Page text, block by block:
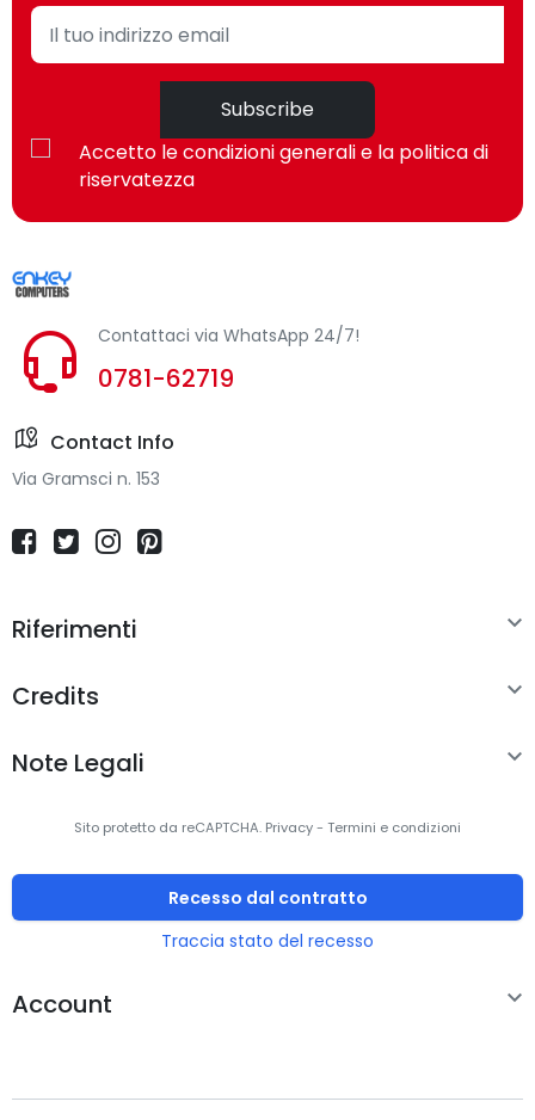
Sì
Subscribe
Accetto le condizioni generali e la politica di
riservatezza
Contattaci via WhatsApp 24/7!
0781-62719
Contact Info
Via Gramsci n. 153
Riferimenti 
Credits 
Note Legali 
Sito protetto da reCAPTCHA. Privacy- Termini e condizioni
Recesso dal contratto
Traccia stato del recesso
Account 